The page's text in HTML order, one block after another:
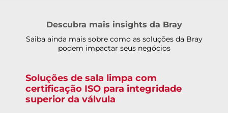
Descubra mais insights da Bray
Saiba ainda mais sobre como as soluções da Bray
podem impactar seus negócios
Soluções de sala limpa com
certificação ISO para integridade
superior da válvula